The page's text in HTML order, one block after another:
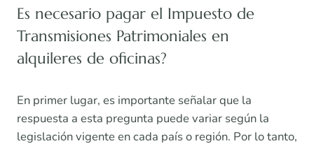
Es necesario pagar el Impuesto de
Transmisiones Patrimoniales en
alquileres de oficinas?
En primer lugar, es importante señalar que la
respuesta a esta pregunta puede variar según la
legislación vigente en cada país o región. Por lo tanto,